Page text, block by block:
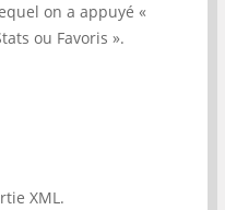
on a appuyé «
ou Favoris ».
XML.